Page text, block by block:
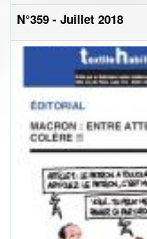
N°359 - Juillet 2018